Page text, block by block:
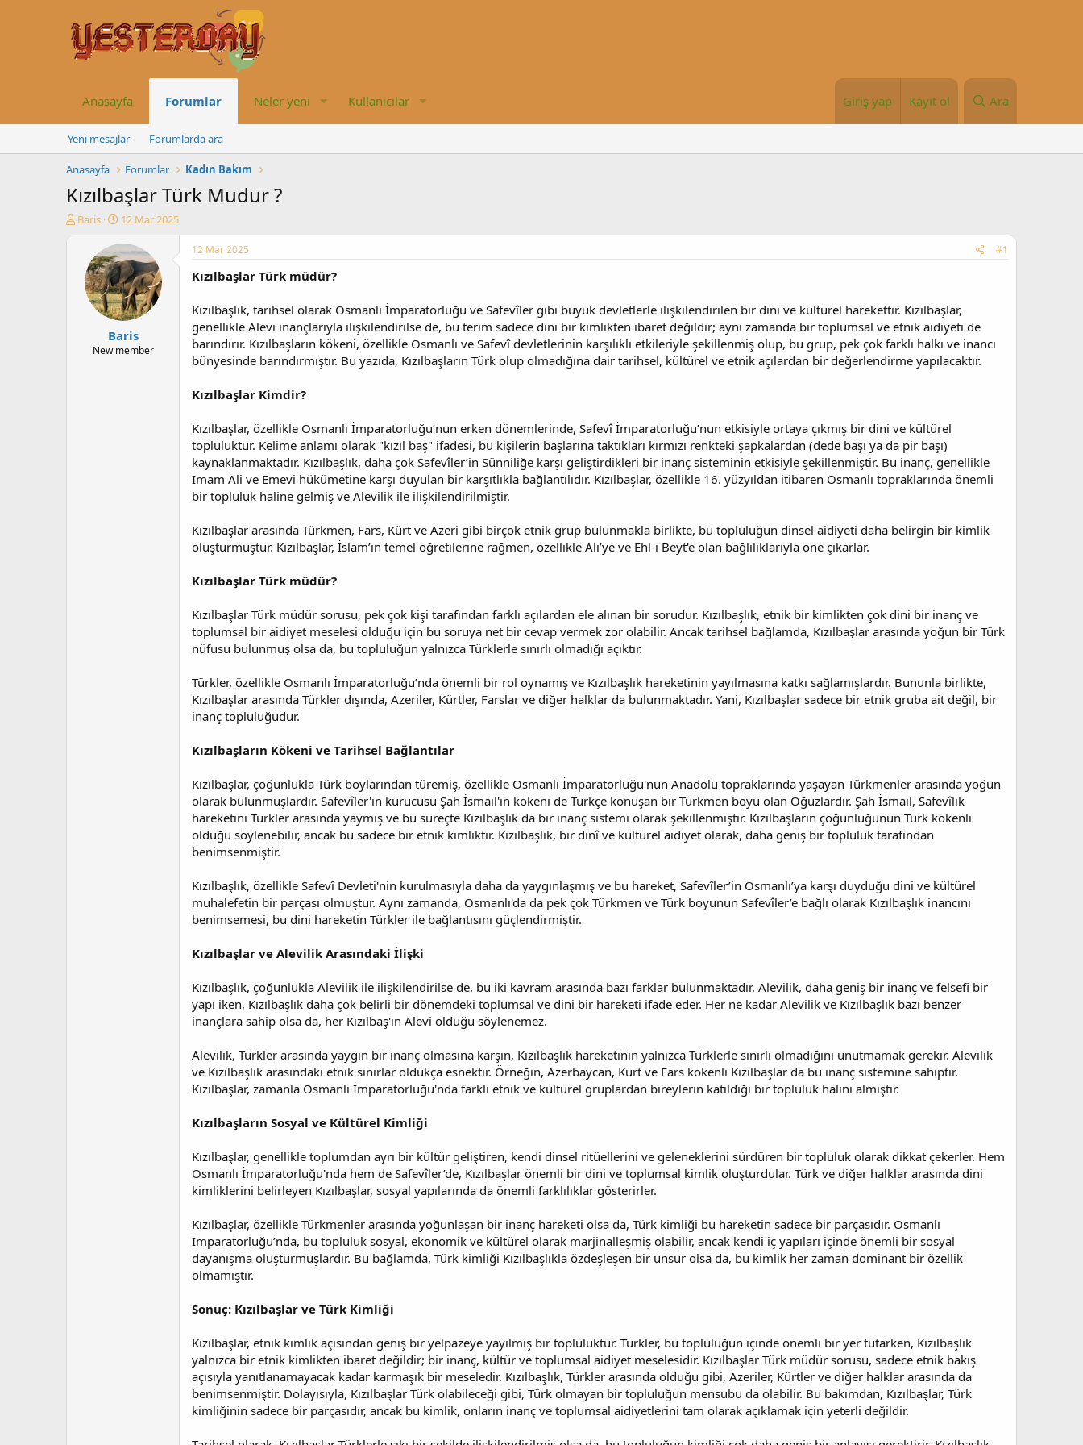
Anasayfa Forumlar Neler yeni Kullanıcılar Giriş yap Kayıt ol Ara
Yeni mesajlar Forumlarda ara
Anasayfa Forumlar Kadın Bakım
Kızılbaşlar Türk Mudur ?
K
Baris
B
ş
l
a
n
g
ı
ç
t
12 Mar 2025
Baris
New member
12 Mar 2025 #1
Kızılbaşlar Türk müdür?
Kızılbaşlık, tarihsel olarak Osmanlı İmparatorluğu ve Safevîler gibi büyük devletlerle ilişkilendirilen bir dini ve kültürel harekettir. Kızılbaşlar,
genellikle Alevi inançlarıyla ilişkilendirilse de, bu terim sadece dini bir kimlikten ibaret değildir; aynı zamanda bir toplumsal ve etnik aidiyeti de
barındırır. Kızılbaşların kökeni, özellikle Osmanlı ve Safevî devletlerinin karşılıklı etkileriyle şekillenmiş olup, bu grup, pek çok farklı halkı ve inancı
bünyesinde barındırmıştır. Bu yazıda, Kızılbaşların Türk olup olmadığına dair tarihsel, kültürel ve etnik açılardan bir değerlendirme yapılacaktır.
Kızılbaşlar Kimdir?
Kızılbaşlar, özellikle Osmanlı İmparatorluğu’nun erken dönemlerinde, Safevî İmparatorluğu’nun etkisiyle ortaya çıkmış bir dini ve kültürel
topluluktur. Kelime anlamı olarak "kızıl baş" ifadesi, bu kişilerin başlarına taktıkları kırmızı renkteki şapkalardan (dede başı ya da pir başı)
kaynaklanmaktadır. Kızılbaşlık, daha çok Safevîler’in Sünniliğe karşı geliştirdikleri bir inanç sisteminin etkisiyle şekillenmiştir. Bu inanç, genellikle
İmam Ali ve Emevi hükümetine karşı duyulan bir karşıtlıkla bağlantılıdır. Kızılbaşlar, özellikle 16. yüzyıldan itibaren Osmanlı topraklarında önemli
bir topluluk haline gelmiş ve Alevilik ile ilişkilendirilmiştir.
Kızılbaşlar arasında Türkmen, Fars, Kürt ve Azeri gibi birçok etnik grup bulunmakla birlikte, bu topluluğun dinsel aidiyeti daha belirgin bir kimlik
oluşturmuştur. Kızılbaşlar, İslam’ın temel öğretilerine rağmen, özellikle Ali’ye ve Ehl-i Beyt'e olan bağlılıklarıyla öne çıkarlar.
Kızılbaşlar Türk müdür?
Kızılbaşlar Türk müdür sorusu, pek çok kişi tarafından farklı açılardan ele alınan bir sorudur. Kızılbaşlık, etnik bir kimlikten çok dini bir inanç ve
toplumsal bir aidiyet meselesi olduğu için bu soruya net bir cevap vermek zor olabilir. Ancak tarihsel bağlamda, Kızılbaşlar arasında yoğun bir Türk
nüfusu bulunmuş olsa da, bu topluluğun yalnızca Türklerle sınırlı olmadığı açıktır.
Türkler, özellikle Osmanlı İmparatorluğu’nda önemli bir rol oynamış ve Kızılbaşlık hareketinin yayılmasına katkı sağlamışlardır. Bununla birlikte,
Kızılbaşlar arasında Türkler dışında, Azeriler, Kürtler, Farslar ve diğer halklar da bulunmaktadır. Yani, Kızılbaşlar sadece bir etnik gruba ait değil, bir
inanç topluluğudur.
Kızılbaşların Kökeni ve Tarihsel Bağlantılar
Kızılbaşlar, çoğunlukla Türk boylarından türemiş, özellikle Osmanlı İmparatorluğu'nun Anadolu topraklarında yaşayan Türkmenler arasında yoğun
olarak bulunmuşlardır. Safevîler'in kurucusu Şah İsmail'in kökeni de Türkçe konuşan bir Türkmen boyu olan Oğuzlardır. Şah İsmail, Safevîlik
hareketini Türkler arasında yaymış ve bu süreçte Kızılbaşlık da bir inanç sistemi olarak şekillenmiştir. Kızılbaşların çoğunluğunun Türk kökenli
olduğu söylenebilir, ancak bu sadece bir etnik kimliktir. Kızılbaşlık, bir dinî ve kültürel aidiyet olarak, daha geniş bir topluluk tarafından
benimsenmiştir.
Kızılbaşlık, özellikle Safevî Devleti'nin kurulmasıyla daha da yaygınlaşmış ve bu hareket, Safevîler’in Osmanlı’ya karşı duyduğu dini ve kültürel
muhalefetin bir parçası olmuştur. Aynı zamanda, Osmanlı'da da pek çok Türkmen ve Türk boyunun Safevîler’e bağlı olarak Kızılbaşlık inancını
benimsemesi, bu dini hareketin Türkler ile bağlantısını güçlendirmiştir.
Kızılbaşlar ve Alevilik Arasındaki İlişki
Kızılbaşlık, çoğunlukla Alevilik ile ilişkilendirilse de, bu iki kavram arasında bazı farklar bulunmaktadır. Alevilik, daha geniş bir inanç ve felsefi bir
yapı iken, Kızılbaşlık daha çok belirli bir dönemdeki toplumsal ve dini bir hareketi ifade eder. Her ne kadar Alevilik ve Kızılbaşlık bazı benzer
inançlara sahip olsa da, her Kızılbaş'ın Alevi olduğu söylenemez.
Alevilik, Türkler arasında yaygın bir inanç olmasına karşın, Kızılbaşlık hareketinin yalnızca Türklerle sınırlı olmadığını unutmamak gerekir. Alevilik
ve Kızılbaşlık arasındaki etnik sınırlar oldukça esnektir. Örneğin, Azerbaycan, Kürt ve Fars kökenli Kızılbaşlar da bu inanç sistemine sahiptir.
Kızılbaşlar, zamanla Osmanlı İmparatorluğu'nda farklı etnik ve kültürel gruplardan bireylerin katıldığı bir topluluk halini almıştır.
Kızılbaşların Sosyal ve Kültürel Kimliği
Kızılbaşlar, genellikle toplumdan ayrı bir kültür geliştiren, kendi dinsel ritüellerini ve geleneklerini sürdüren bir topluluk olarak dikkat çekerler. Hem
Osmanlı İmparatorluğu'nda hem de Safevîler’de, Kızılbaşlar önemli bir dini ve toplumsal kimlik oluşturdular. Türk ve diğer halklar arasında dini
kimliklerini belirleyen Kızılbaşlar, sosyal yapılarında da önemli farklılıklar gösterirler.
Kızılbaşlar, özellikle Türkmenler arasında yoğunlaşan bir inanç hareketi olsa da, Türk kimliği bu hareketin sadece bir parçasıdır. Osmanlı
İmparatorluğu’nda, bu topluluk sosyal, ekonomik ve kültürel olarak marjinalleşmiş olabilir, ancak kendi iç yapıları içinde önemli bir sosyal
dayanışma oluşturmuşlardır. Bu bağlamda, Türk kimliği Kızılbaşlıkla özdeşleşen bir unsur olsa da, bu kimlik her zaman dominant bir özellik
olmamıştır.
Sonuç: Kızılbaşlar ve Türk Kimliği
Kızılbaşlar, etnik kimlik açısından geniş bir yelpazeye yayılmış bir topluluktur. Türkler, bu topluluğun içinde önemli bir yer tutarken, Kızılbaşlık
yalnızca bir etnik kimlikten ibaret değildir; bir inanç, kültür ve toplumsal aidiyet meselesidir. Kızılbaşlar Türk müdür sorusu, sadece etnik bakış
açısıyla yanıtlanamayacak kadar karmaşık bir meseledir. Kızılbaşlık, Türkler arasında olduğu gibi, Azeriler, Kürtler ve diğer halklar arasında da
benimsenmiştir. Dolayısıyla, Kızılbaşlar Türk olabileceği gibi, Türk olmayan bir topluluğun mensubu da olabilir. Bu bakımdan, Kızılbaşlar, Türk
kimliğinin sadece bir parçasıdır, ancak bu kimlik, onların inanç ve toplumsal aidiyetlerini tam olarak açıklamak için yeterli değildir.